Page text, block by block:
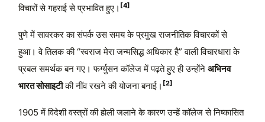
विचारों से गहराई से प्रभावित हुए। [4]
पुणे में सावरकर का संपर्क उस समय के प्रमुख राजनीतिक विचारकों से
हुआ। वे तिलक की “स्वराज मेरा जन्मसिद्ध अधिकार है” वाली विचारधारा के
प्रबल समर्थक बन गए। फर्ग्युसन कॉलेज में पढ़ते हुए ही उन्होंने अभिनव
भारत सोसाइटीकी नींव रखने की योजना बनाई। [2]
1905 में विदेशी वस्त्रों की होली जलाने के कारण उन्हें कॉलेज से निष्कासित